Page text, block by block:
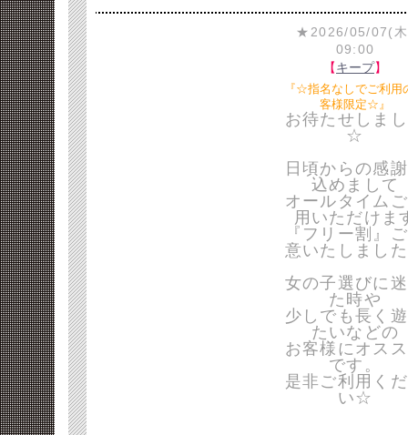
★2026/05/07(
09:00
【キープ】
『☆指名なしでご利用
客様限定☆』
お待たせしま
☆
日頃からの感
込めまして
オールタイム
用いただけま
『フリー割』
意いたしまし
女の子選びに
た時や
少しでも長く
たいなどの
お客様にオス
です。
是非ご利用く
い☆